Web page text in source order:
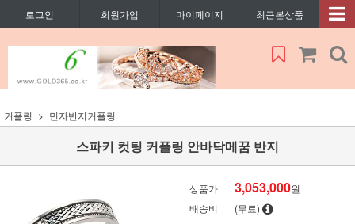
로그인 회원가입 마이페이지 최근본상품
커플링 민자반지커플링
스파키 컷팅 커플링 안바닥메꿈 반지
상품가 3,053,000원
배송비
(무료)